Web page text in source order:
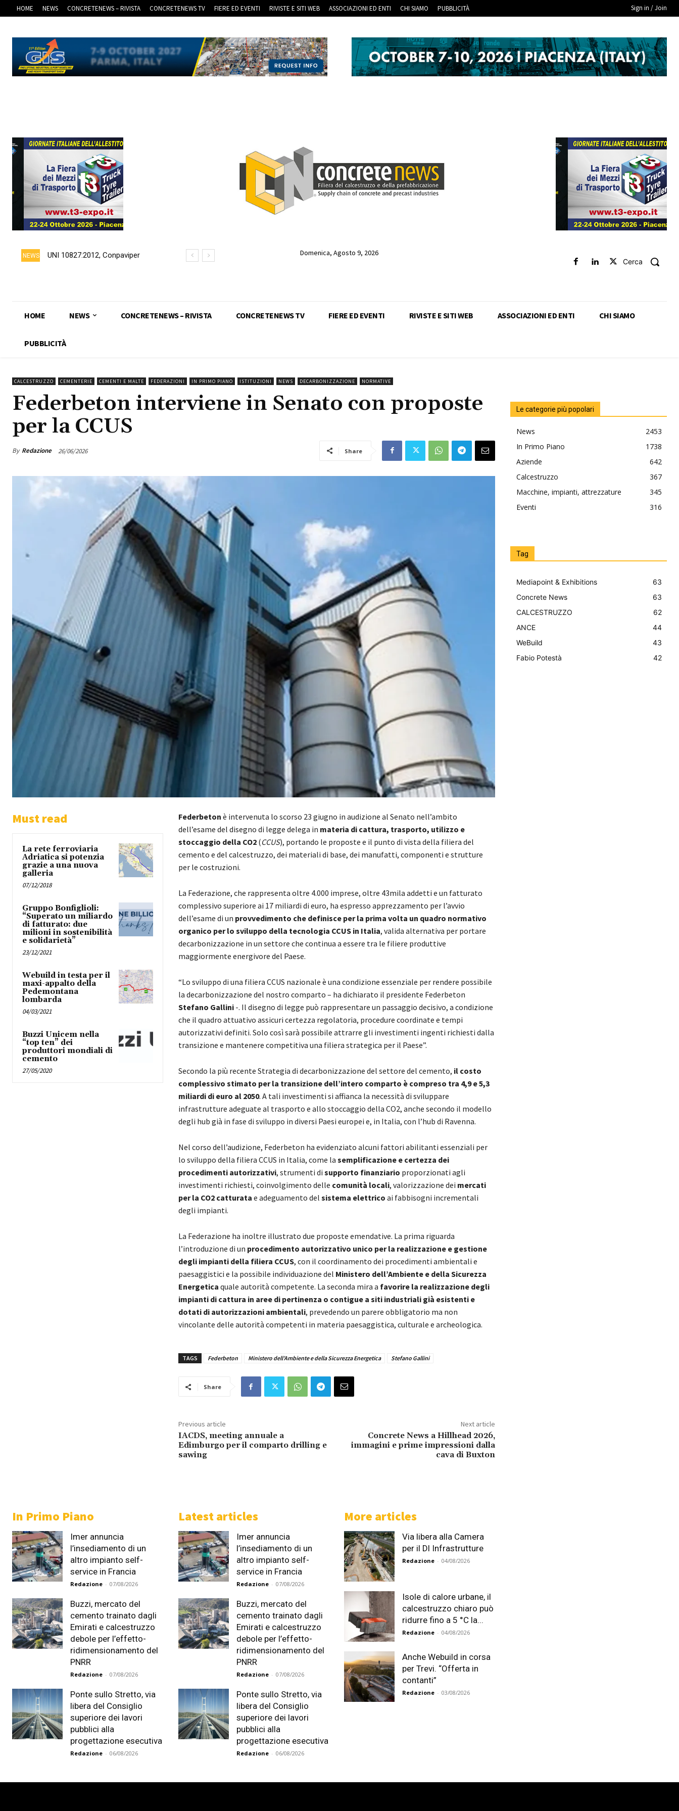
HOME NEWS CONCRETENEWS – RIVISTA CONCRETENEWS TV FIERE ED EVENTI RIVISTE E SITI WEB ASSOCIAZIONI ED ENTI CHI SIAMO PUBBLICITÀ Sign in / Join
NEWS
UNI 10827:2012, Conpaviper
Domenica, Agosto 9, 2026
Cerca
HOME NEWS CONCRETENEWS – RIVISTA CONCRETENEWS TV FIERE ED EVENTI RIVISTE E SITI WEB ASSOCIAZIONI ED ENTI CHI SIAMO
PUBBLICITÀ
CALCESTRUZZO CEMENTERIE CEMENTI E MALTE FEDERAZIONI IN PRIMO PIANO ISTITUZIONI NEWS DECARBONIZZAZIONE NORMATIVE
Federbeton interviene in Senato con proposte
per la CCUS
By Redazione 26/06/2026 Share
Must read
La rete ferroviaria
Adriatica si potenzia
grazie a una nuova
galleria
07/12/2018
Gruppo Bonfiglioli:
“Superato un miliardo
di fatturato: due
milioni in sostenibilità
e solidarietà”
23/12/2021
Webuild in testa per il
maxi-appalto della
Pedemontana
lombarda
04/03/2021
Buzzi Unicem nella
“top ten” dei
produttori mondiali di
cemento
27/05/2020
Federbeton è intervenuta lo scorso 23 giugno in audizione al Senato nell’ambito
dell’esame del disegno di legge delega in materia di cattura, trasporto, utilizzo e
stoccaggio della CO2(CCUS), portando le proposte e il punto di vista della filiera del
cemento e del calcestruzzo, dei materiali di base, dei manufatti, componenti e strutture
per le costruzioni.
La Federazione, che rappresenta oltre 4.000 imprese, oltre 43mila addetti e un fatturato
complessivo superiore ai 17 miliardi di euro, ha espresso apprezzamento per l’avvio
dell’esame di un provvedimento che definisce per la prima volta un quadro normativo
organico per lo sviluppo della tecnologia CCUS in Italia, valida alternativa per portare
decarbonizzazione in un settore che continua a essere tra le filiere produttive
maggiormente energivore del Paese.
“Lo sviluppo di una filiera CCUS nazionale è una condizione essenziale per rendere possibile
la decarbonizzazione del nostro comparto – ha dichiarato il presidente Federbeton
Stefano Gallini-. Il disegno di legge può rappresentare un passaggio decisivo, a condizione
che il quadro attuativo assicuri certezza regolatoria, procedure coordinate e tempi
autorizzativi definiti. Solo così sarà possibile attrarre gli investimenti ingenti richiesti dalla
transizione e mantenere competitiva una filiera strategica per il Paese”.
Secondo la più recente Strategia di decarbonizzazione del settore del cemento, il costo
complessivo stimato per la transizione dell’intero comparto è compreso tra 4,9 e 5,3
miliardi di euro al 2050. A tali investimenti si affianca la necessità di sviluppare
infrastrutture adeguate al trasporto e allo stoccaggio della CO2, anche secondo il modello
degli hub già in fase di sviluppo in diversi Paesi europei e, in Italia, con l’hub di Ravenna.
Nel corso dell’audizione, Federbeton ha evidenziato alcuni fattori abilitanti essenziali per
lo sviluppo della filiera CCUS in Italia, come la semplificazione e certezza dei
procedimenti autorizzativi, strumenti di supporto finanziario proporzionati agli
investimenti richiesti, coinvolgimento delle comunità locali, valorizzazione dei mercati
per la CO2 catturata e adeguamento del sistema elettrico ai fabbisogni incrementali
degli impianti.
La Federazione ha inoltre illustrato due proposte emendative. La prima riguarda
l’introduzione di un procedimento autorizzativo unico per la realizzazione e gestione
degli impianti della filiera CCUS, con il coordinamento dei procedimenti ambientali e
paesaggistici e la possibile individuazione del Ministero dell’Ambiente e della Sicurezza
Energetica quale autorità competente. La seconda mira a favorire la realizzazione degli
impianti di cattura in aree di pertinenza o contigue a siti industriali già esistenti e
dotati di autorizzazioni ambientali, prevedendo un parere obbligatorio ma non
vincolante delle autorità competenti in materia paesaggistica, culturale e archeologica.
TAGS Federbeton Ministero dell’Ambiente e della Sicurezza Energetica Stefano Gallini
Share
Previous article
IACDS, meeting annuale a
Edimburgo per il comparto drilling e
sawing
Next article
Concrete News a Hillhead 2026,
immagini e prime impressioni dalla
cava di Buxton
In Primo Piano
Imer annuncia
l’insediamento di un
altro impianto self-
service in Francia
Redazione - 07/08/2026
Buzzi, mercato del
cemento trainato dagli
Emirati e calcestruzzo
debole per l’effetto-
ridimensionamento del
PNRR
Redazione - 07/08/2026
Ponte sullo Stretto, via
libera del Consiglio
superiore dei lavori
pubblici alla
progettazione esecutiva
Redazione - 06/08/2026
Latest articles
Imer annuncia
l’insediamento di un
altro impianto self-
service in Francia
Redazione - 07/08/2026
Buzzi, mercato del
cemento trainato dagli
Emirati e calcestruzzo
debole per l’effetto-
ridimensionamento del
PNRR
Redazione - 07/08/2026
Ponte sullo Stretto, via
libera del Consiglio
superiore dei lavori
pubblici alla
progettazione esecutiva
Redazione - 06/08/2026
More articles
Via libera alla Camera
per il Dl Infrastrutture
Redazione - 04/08/2026
Isole di calore urbane, il
calcestruzzo chiaro può
ridurre fino a 5 °C la...
Redazione - 04/08/2026
Anche Webuild in corsa
per Trevi. “Offerta in
contanti”
Redazione - 03/08/2026
Le categorie più popolari
News
2453
In Primo Piano
1738
Aziende
642
Calcestruzzo
367
Macchine, impianti, attrezzature
345
Eventi
316
Tag
Mediapoint & Exhibitions
63
Concrete News
63
CALCESTRUZZO
62
ANCE
44
WeBuild
43
Fabio Potestà
42